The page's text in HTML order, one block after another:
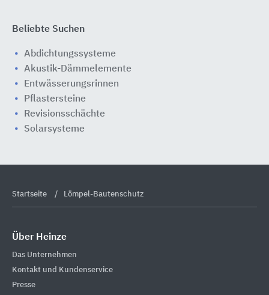
Beliebte Suchen
Abdichtungssysteme
Akustik-Dämmelemente
Entwässerungsrinnen
Pflastersteine
Revisionsschächte
Solarsysteme
Startseite Lömpel-Bautenschutz
Über Heinze
Das Unternehmen
Kontakt und Kundenservice
Presse